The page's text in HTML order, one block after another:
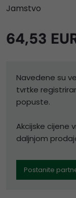
Jamstvo
64,53
Navedene su
tvrtke
popuste.
Akcijske cijene
daljnjom
Postanite